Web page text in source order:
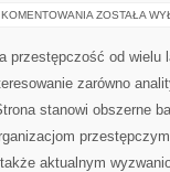
KARTELE
ZOSTAŁA
przestępczość od wielu
zarówno
stanowi obszerne
aktualnym